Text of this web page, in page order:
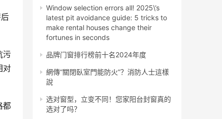
污
对
都
Window selection errors all! 2025\’s
latest pit avoidance guide: 5 tricks to
make rental houses change their
fortunes in seconds
品牌门窗排行榜前十名2024年度
網傳“關閉臥室門能防火”？消防人士這樣
說
选对窗型，立变不同！您家阳台封窗真的
选对了吗？